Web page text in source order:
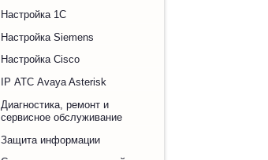
Настройка 1С
Настройка Siemens
Настройка Cisco
IP АТС Avaya Asterisk
Диагностика, ремонт и
сервисное обслуживание
Защита информации